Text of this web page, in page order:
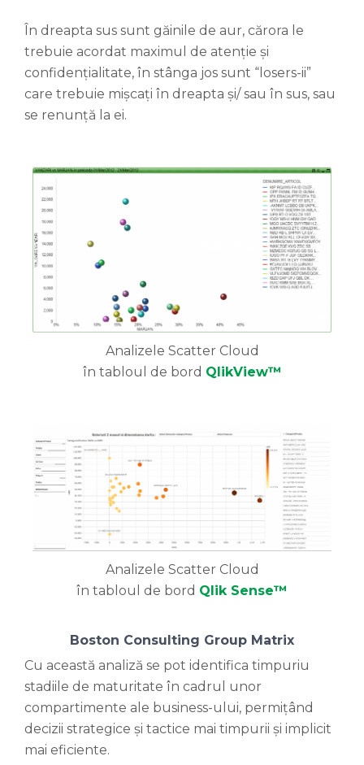
În dreapta sus sunt găinile de aur, cărora le
trebuie acordat maximul de atenție și
confidențialitate, în stânga jos sunt “losers-ii”
care trebuie mișcați în dreapta și/ sau în sus, sau
se renunță la ei.
Analizele Scatter Cloud
în tabloul de bord QlikView™
Analizele Scatter Cloud
în tabloul de bord Qlik Sense™
Boston Consulting Group Matrix
Cu această analiză se pot identifica timpuriu
stadiile de maturitate în cadrul unor
compartimente ale business-ului, permițând
decizii strategice și tactice mai timpurii și implicit
mai eficiente.